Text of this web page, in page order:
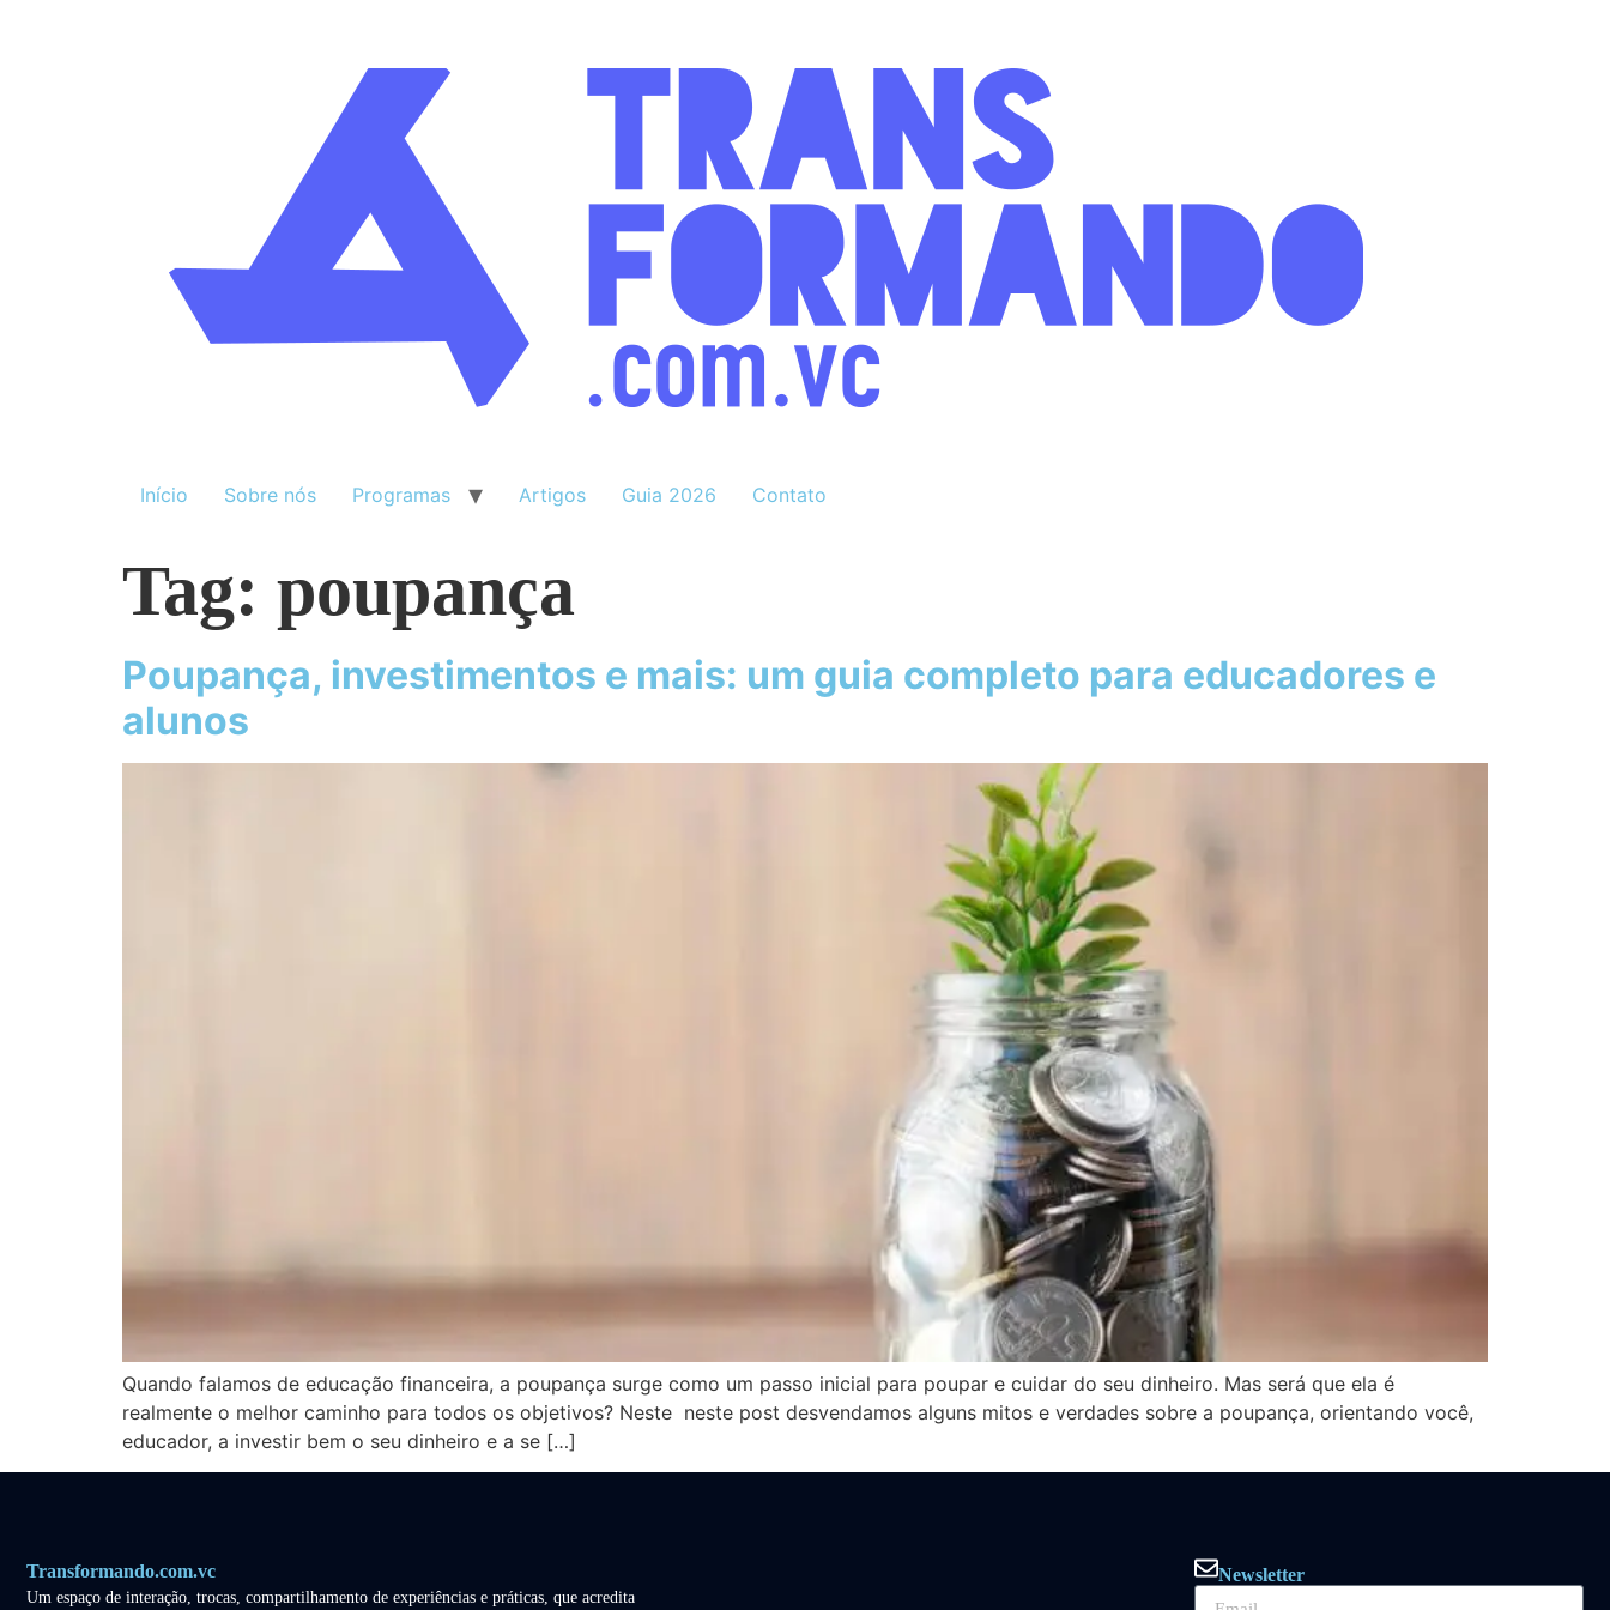
Início Sobre nós Programas Artigos Guia 2026 Contato
Tag: poupança
Poupança, investimentos e mais: um guia completo para educadores e
alunos
Quando falamos de educação financeira, a poupança surge como um passo inicial para poupar e cuidar do seu dinheiro. Mas será que ela é
realmente o melhor caminho para todos os objetivos? Neste neste post desvendamos alguns mitos e verdades sobre a poupança, orientando você,
educador, a investir bem o seu dinheiro e a se […]
Transformando.com.vc
Um espaço de interação, trocas, compartilhamento de experiências e práticas, que acredita
Newsletter